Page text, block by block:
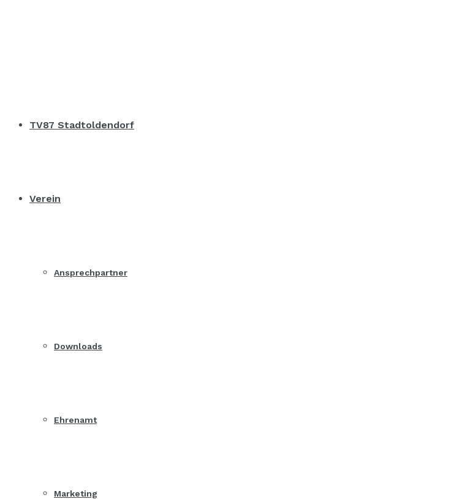
TV87 Stadtoldendorf
Verein
Ansprechpartner
Downloads
Ehrenamt
Marketing